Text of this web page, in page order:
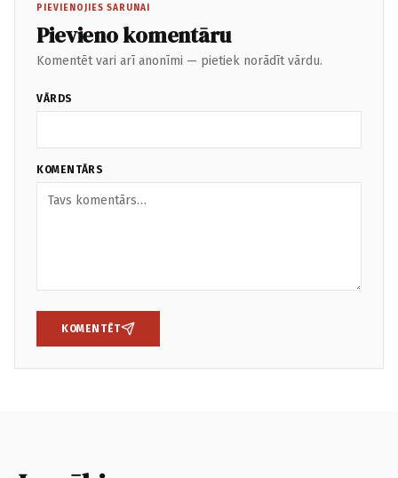
PIEVIENOJIES SARUNAI
Pievieno komentāru
Komentēt vari arī anonīmi — pietiek norādīt vārdu.
VĀRDS
KOMENTĀRS
KOMENTĒT